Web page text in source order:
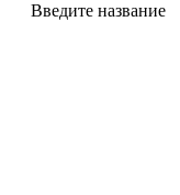
Введите название